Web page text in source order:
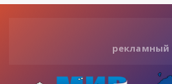
рекламный